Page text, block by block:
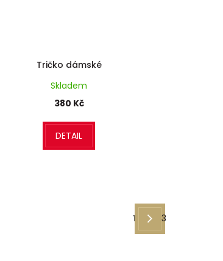
Tričko dámské
Skladem
380 Kč
DETAIL
1 3